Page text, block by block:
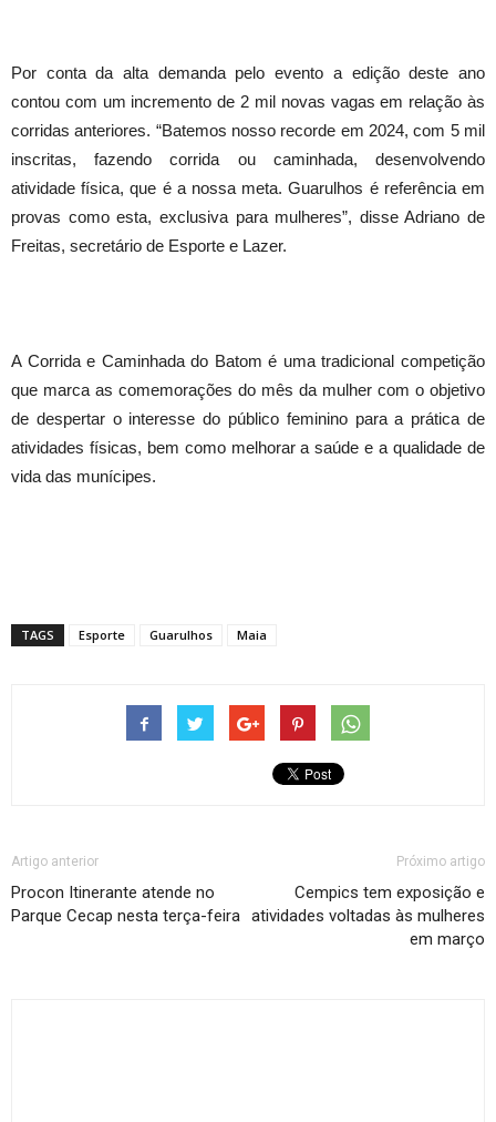
Por conta da alta demanda pelo evento a edição deste ano
contou com um incremento de 2 mil novas vagas em relação às
corridas anteriores. “Batemos nosso recorde em 2024, com 5 mil
inscritas, fazendo corrida ou caminhada, desenvolvendo
atividade física, que é a nossa meta. Guarulhos é referência em
provas como esta, exclusiva para mulheres”, disse Adriano de
Freitas, secretário de Esporte e Lazer.
A Corrida e Caminhada do Batom é uma tradicional competição
que marca as comemorações do mês da mulher com o objetivo
de despertar o interesse do público feminino para a prática de
atividades físicas, bem como melhorar a saúde e a qualidade de
vida das munícipes.
TAGS Esporte Guarulhos Maia
Artigo anterior
Procon Itinerante atende no
Parque Cecap nesta terça-feira
Próximo artigo
Cempics tem exposição e
atividades voltadas às mulheres
em março